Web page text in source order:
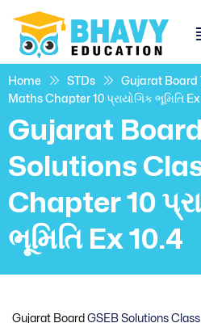
Home STDs
Gujarat Board
Maths Chapter 10 પ્રાયોગિક ભૂમિતિ
Gujarat
Solutions
Chapter 10
ભૂમિતિ Ex 10.4
Gujarat Board GSEB Solutions